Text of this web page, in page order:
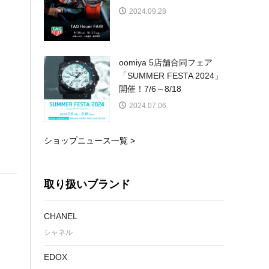
2024.09.28
oomiya 5店舗合同フェア
「SUMMER FESTA 2024」
開催！7/6～8/18
2024.07.06
ショップニュース一覧 >
取り扱いブランド
CHANEL
シャネル
EDOX